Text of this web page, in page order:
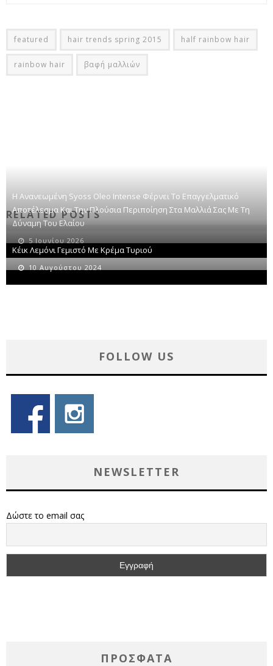
featured hair trends spring 2015 half rainbow hair
rainbow hair βαφή μαλλιών
RELATED POSTS
Η Ανανεωμένη Syoss Oleo Intense Φέρνει Το Επαγγελματικό
Αποτέλεσμα Και Την Πλούσια Περιποίηση Στα Μαλλιά Σας Με Τη
Δύναμη Του Ελαίου
5 Ιουνίου 2026
Κέικ Λεμόνι Γεμιστό Με Κρέμα Τυριού
10 Αυγούστου 2024
FOLLOW US
NEWSLETTER
Δώστε το email σας
ΠΡΌΣΦΑΤΑ